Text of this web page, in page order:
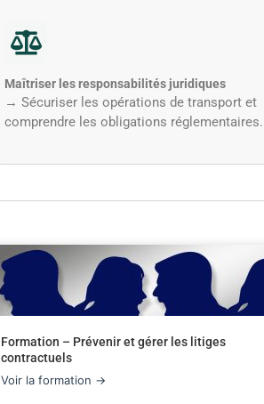
Maîtriser les responsabilités juridiques
→ Sécuriser les opérations de transport et
comprendre les obligations réglementaires.
Formation – Prévenir et gérer les litiges
contractuels
Voir la formation →